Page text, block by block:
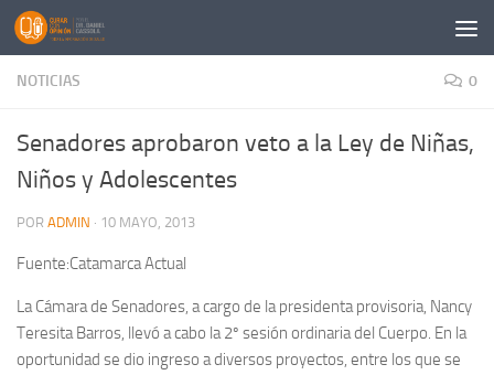
Saltar al contenido
NOTICIAS 0
Senadores aprobaron veto a la Ley de Niñas,
Niños y Adolescentes
POR ADMIN · 10 MAYO, 2013
Fuente:Catamarca Actual
La Cámara de Senadores, a cargo de la presidenta provisoria, Nancy
Teresita Barros, llevó a cabo la 2º sesión ordinaria del Cuerpo. En la
oportunidad se dio ingreso a diversos proyectos, entre los que se